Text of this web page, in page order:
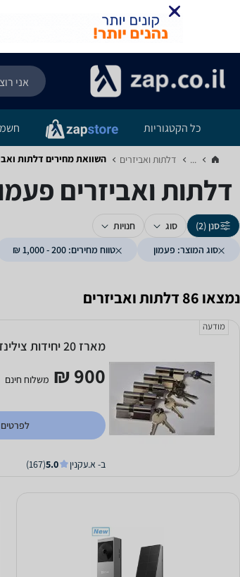
כל הקטגוריות
... דלתות ואביזרים‏ השוואת מחירים דלתות ואביזרים
דלתות ואביזרים ‏פעמון ‏200 - 1,000
סנן (2) סוג
חנויות
סוג המוצר: פעמון
טווח מחירים: 200 - 1,000 ₪
נמצאו 86 דלתות ואביזרים
מודעה
מארז 20 יחידות צילינדר לשון אחיד
900 ₪ משלוח חינם
לפרטים
ב- א.עקנין 5.0
(167)